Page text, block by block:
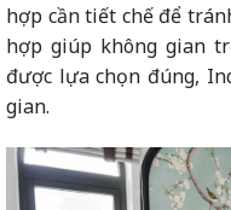
hợp cần tiết chế để
hợp giúp không gian
được lựa chọn đúng,
gian.